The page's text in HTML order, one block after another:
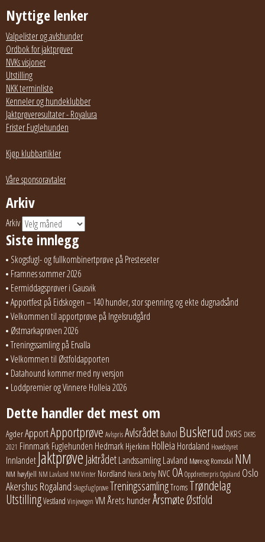
Nyttige lenker
Valpelister og avlshunder
Ordbok for jaktprøver
NVKs visjoner
Utstilling
NKK terminliste
Kenneler og hundeklubber
Jaktprøveresultater - Royalura
Frister Fuglehunden
Kjøp klubbartikler
Våre sponsoravtaler
Arkiv
Arkiv
Siste innlegg
Skogsfugl- og fullkombinertprøve på Presteseter
Framnes sommer 2026
Eermiddagsprøver i Gausvik
Apportfest på Eidskogen – 140 hunder, stor spenning og ekte dugnadsånd
Velkommen til apportprøve på Ingelsrudgård
Østmarkaprøven 2026
Treningssamling på Ervalla
Velkommen til Østfoldapporten
Datahound kommer med ny versjon
Loddpremier og Vinnere Holleia 2026
Dette handler det mest om
AgderApportApportprøve AvlsprisAvlsrådet Buhol Buskerud DKRS DKRS
2021 FinnmarkFuglehunden Hedmark Hjerkinn Holleia Hordaland Hovedstyret
InnlandetJaktprøve JaktrådetLandssamlingLavland Møre og Romsdal NM
NM høyfjell NM Lavland NM Vinter Nordland Norsk Derby NVC OAOppdretterprisOppland Oslo
Akershus Rogaland SkogsfuglprøveTreningssamlingTroms Trøndelag
UtstillingVestland Vinjevegen VMÅrets hunderÅrsmøteØstfold